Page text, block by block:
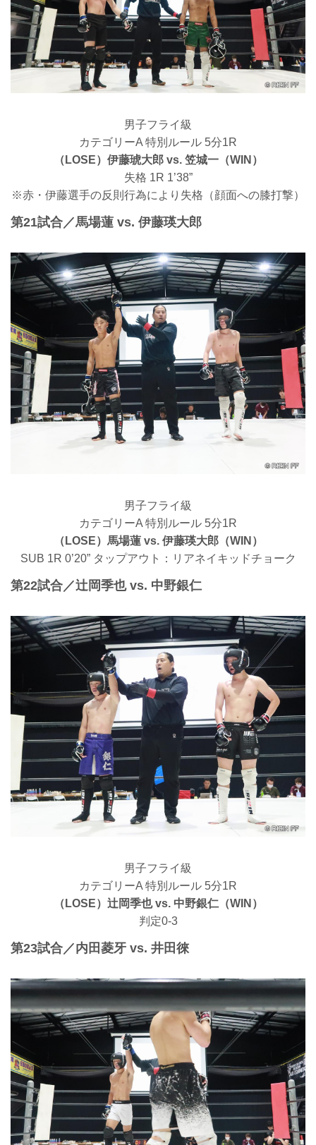
男子フライ級
カテゴリーA 特別ルール 5分1R
（LOSE）伊藤琥大郎 vs. 笠城一（WIN）
失格 1R 1’38”
※赤・伊藤選手の反則行為により失格（顔面への膝打撃）
第21試合／馬場蓮 vs. 伊藤瑛大郎
男子フライ級
カテゴリーA 特別ルール 5分1R
（LOSE）馬場蓮 vs. 伊藤瑛大郎（WIN）
SUB 1R 0’20” タップアウト：リアネイキッドチョーク
第22試合／辻岡季也 vs. 中野銀仁
男子フライ級
カテゴリーA 特別ルール 5分1R
（LOSE）辻岡季也 vs. 中野銀仁（WIN）
判定0-3
第23試合／内田菱牙 vs. 井田徠